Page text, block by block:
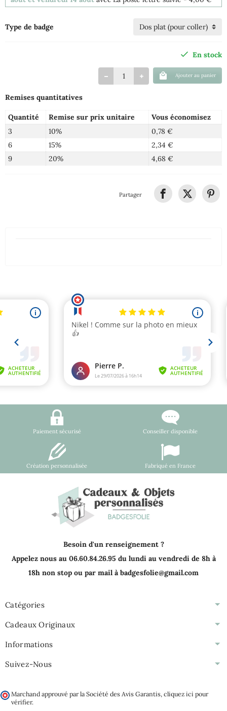
Type de badge
En stock
Ajouter au panier
Remises quantitatives
Quantité Remise sur prix unitaire
Vous économisez
3
10%
0,78 €
6
15%
2,34 €
9
20% 4,68 €
Partager
Paiement sécurisé Conseiller disponible
Création personnalisée Fabriqué en France
Besoin d'un renseignement ?
Appelez nous au 06.60.84.26.95 du lundi au vendredi de 8h à
18h non stop ou par mail à badgesfolie@gmail.com
Catégories
Cadeaux Originaux
Informations
Suivez-Nous
Marchand approuvé par la Société des Avis Garantis,cliquez ici pour
vérifier.